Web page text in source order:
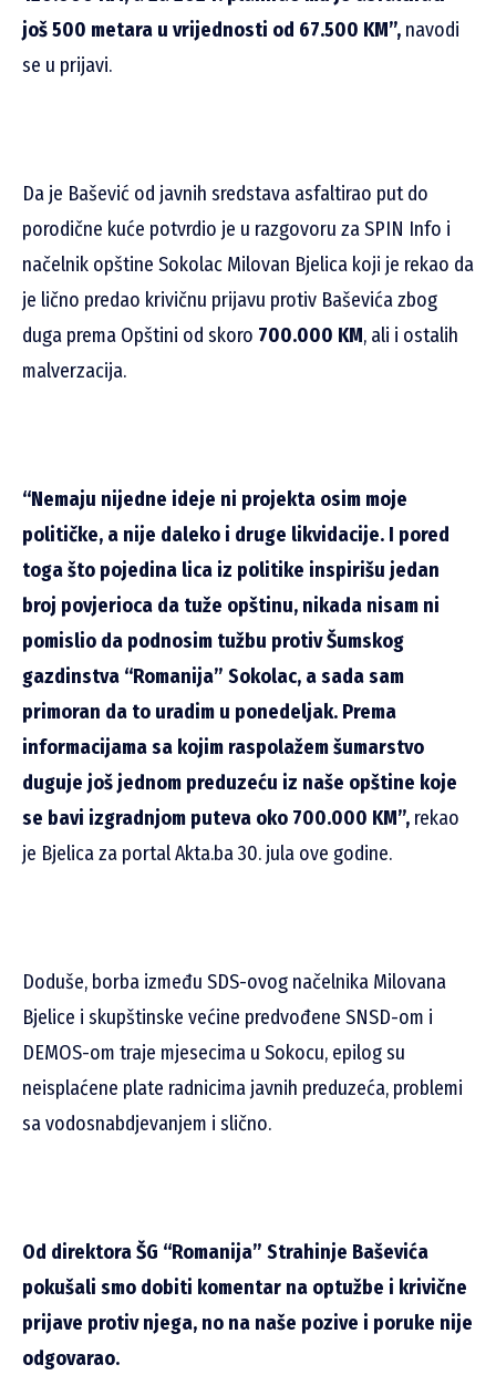
još 500 metara u vrijednosti od 67.500 KM”, navodi
se u prijavi.
Da je Bašević od javnih sredstava asfaltirao put do
porodične kuće potvrdio je u razgovoru za SPIN Info i
načelnik opštine Sokolac Milovan Bjelica koji je rekao da
je lično predao krivičnu prijavu protiv Baševića zbog
duga prema Opštini od skoro 700.000 KM, ali i ostalih
malverzacija.
“Nemaju nijedne ideje ni projekta osim moje
političke, a nije daleko i druge likvidacije. I pored
toga što pojedina lica iz politike inspirišu jedan
broj povjerioca da tuže opštinu, nikada nisam ni
pomislio da podnosim tužbu protiv Šumskog
gazdinstva “Romanija” Sokolac, a sada sam
primoran da to uradim u ponedeljak. Prema
informacijama sa kojim raspolažem šumarstvo
duguje još jednom preduzeću iz naše opštine koje
se bavi izgradnjom puteva oko 700.000 KM”, rekao
je Bjelica za portal Akta.ba 30. jula ove godine.
Doduše, borba između SDS-ovog načelnika Milovana
Bjelice i skupštinske većine predvođene SNSD-om i
DEMOS-om traje mjesecima u Sokocu, epilog su
neisplaćene plate radnicima javnih preduzeća, problemi
sa vodosnabdjevanjem i slično.
Od direktora ŠG “Romanija” Strahinje Baševića
pokušali smo dobiti komentar na optužbe i krivične
prijave protiv njega, no na naše pozive i poruke nije
odgovarao.